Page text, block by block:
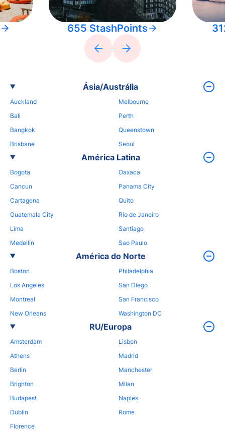
655 StashPoints
Ásia/Austrália
Auckland
Bali
Bangkok
Brisbane
Melbourne
Perth
Queenstown
Seoul
América Latina
Bogota
Cancun
Cartagena
Guatemala City
Lima
Medellin
Oaxaca
Panama City
Quito
Rio de Janeiro
Santiago
Sao Paulo
América do Norte
Boston
Los Angeles
Montreal
New Orleans
Philadelphia
San Diego
San Francisco
Washington DC
RU/Europa
Amsterdam
Athens
Berlin
Brighton
Budapest
Dublin
Florence
Lisbon
Madrid
Manchester
Milan
Naples
Rome